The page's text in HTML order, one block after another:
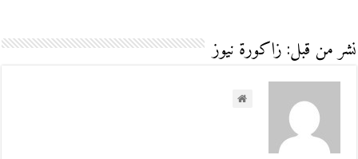
نشر من قبل: زاكورة نيوز